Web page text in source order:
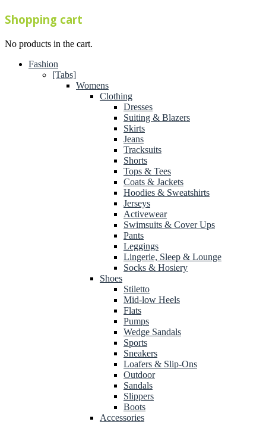
Shopping cart
No products in the cart.
Fashion
[Tabs]
Womens
Clothing
Dresses
Suiting & Blazers
Skirts
Jeans
Tracksuits
Shorts
Tops & Tees
Coats & Jackets
Hoodies & Sweatshirts
Jerseys
Activewear
Swimsuits & Cover Ups
Pants
Leggings
Lingerie, Sleep & Lounge
Socks & Hosiery
Shoes
Stiletto
Mid-low Heels
Flats
Pumps
Wedge Sandals
Sports
Sneakers
Loafers & Slip-Ons
Outdoor
Sandals
Slippers
Boots
Accessories